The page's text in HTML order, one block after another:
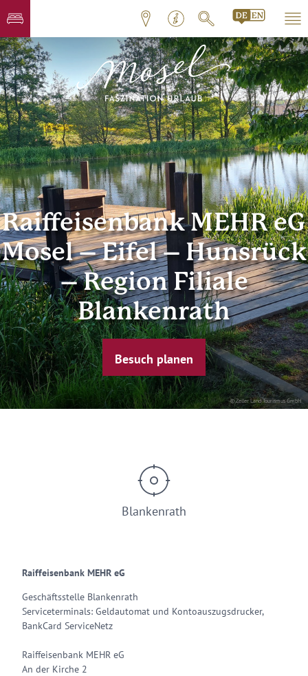
© Zeller Land Tourismus GmbH
Raiffeisenbank MEHR eG
Mosel – Eifel – Hunsrück
– Region Filiale
Blankenrath
Besuch planen
Blankenrath
Raiffeisenbank MEHR eG
Geschäftsstelle Blankenrath
Serviceterminals: Geldautomat und Kontoauszugsdrucker,
BankCard ServiceNetz
Raiffeisenbank MEHR eG
An der Kirche 2